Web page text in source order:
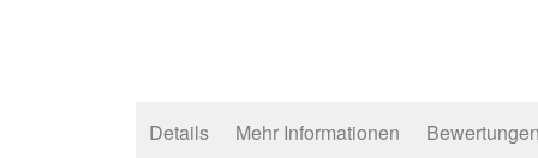
Details Mehr Informationen Bewertungen